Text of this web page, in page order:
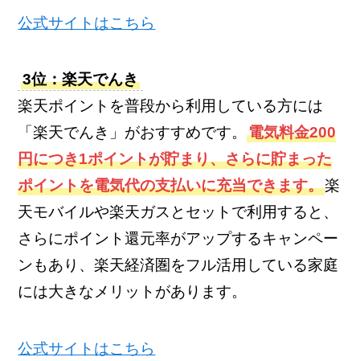
公式サイトはこちら
3位：楽天でんき
楽天ポイントを普段から利用している方には
「楽天でんき」がおすすめです。電気料金200
円につき1ポイントが貯まり、さらに貯まった
ポイントを電気代の支払いに充当できます。楽
天モバイルや楽天ガスとセットで利用すると、
さらにポイント還元率がアップするキャンペー
ンもあり、楽天経済圏をフル活用している家庭
には大きなメリットがあります。
公式サイトはこちら